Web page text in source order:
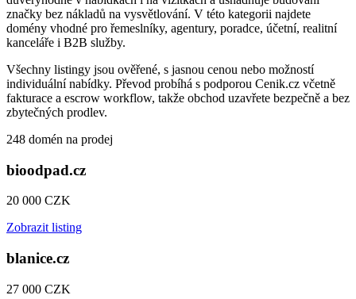
značky bez nákladů na vysvětlování. V této kategorii najdete
domény vhodné pro řemeslníky, agentury, poradce, účetní, realitní
kanceláře i B2B služby.
Všechny listingy jsou ověřené, s jasnou cenou nebo možností
individuální nabídky. Převod probíhá s podporou Cenik.cz včetně
fakturace a escrow workflow, takže obchod uzavřete bezpečně a bez
zbytečných prodlev.
248 domén na prodej
bioodpad.cz
20 000 CZK
Zobrazit listing
blanice.cz
27 000 CZK